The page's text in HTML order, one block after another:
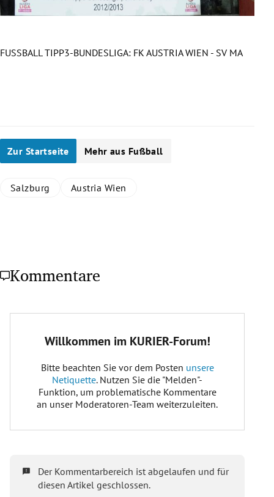
FUSSBALL TIPP3-BUNDESLIGA: FK AUSTRIA WIEN - SV MA
Zur Startseite Mehr aus Fußball
Salzburg Austria Wien
Kommentare